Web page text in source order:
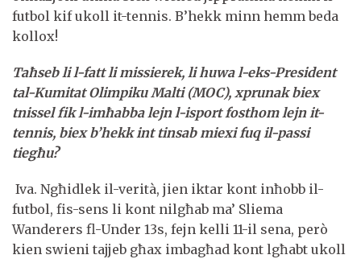
futbol kif ukoll it-tennis. B’hekk minn hemm beda
kollox!
Taħseb li l-fatt li missierek, li huwa l-eks-President
tal-Kumitat Olimpiku Malti (MOC), xprunak biex
tnissel fik l-imħabba lejn l-isport fosthom lejn it-
tennis, biex b’hekk int tinsab miexi fuq il-passi
tiegħu?
Iva. Ngħidlek il-verità, jien iktar kont inħobb il-
futbol, fis-sens li kont nilgħab ma’ Sliema
Wanderers fl-Under 13s, fejn kelli 11-il sena, però
kien swieni tajjeb għax imbagħad kont lgħabt ukoll